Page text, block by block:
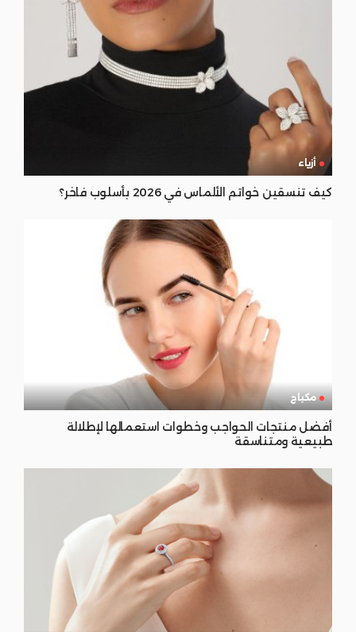
أزياء
كيف تنسقين خواتم الألماس في 2026 بأسلوب فاخر؟
مكياج
أفضل منتجات الحواجب وخطوات استعمالها لإطلالة
طبيعية ومتناسقة